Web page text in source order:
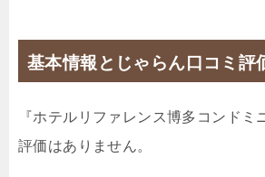
基本情報とじゃらん口コミ評
『ホテルリファレンス博多コンドミ
評価はありません。